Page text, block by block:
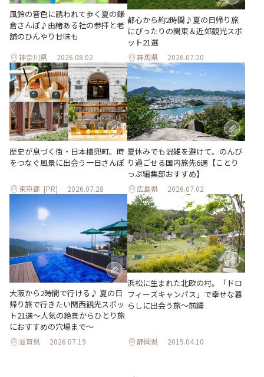
風鈴の音色に誘われて歩く夏の鎌
倉さんぽ♪由緒ある社の参拝と老
舗のひんやり甘味も
神奈川県 2026.08.02
都心から約2時間♪夏の日帰り旅
にぴったりの関東＆近郊観光スポ
ット21選
群馬県 2026.07.20
歴史が息づく街・日本橋兜町。時
をつなぐ風景に出会う一日さんぽ
東京都 [PR] 2026.07.28
夏休みでも混雑を避けて。のんび
り過ごせる国内旅先6選【ことり
っぷ編集部おすすめ】
広島県 2026.07.02
大阪から2時間で行ける♪ 夏の日
帰り旅で行きたい関西観光スポッ
ト21選～人気の絶景からひとり旅
におすすめの穴場まで～
滋賀県 2026.07.19
浜松に生まれた北欧の村。「ドロ
フィーズキャンパス」で幸せな暮
らしに出会う旅～前編
静岡県 2019.04.10